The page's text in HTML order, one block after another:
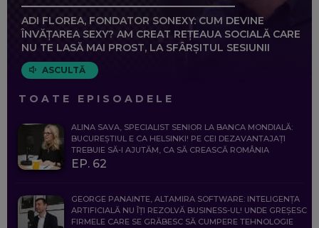
ADI FLOREA, FONDATOR SONEXY: CUM DEVINE
ÎNVĂȚAREA SEXY? AM CREAT REȚEAUA SOCIALĂ CARE
NU TE LASĂ MAI PROST, LA SFÂRȘITUL SESIUNII
ASCULTĂ
TOATE EPISOADELE
ALINA SAVA, SPECIALIST SENIOR LA BANCA MONDIALĂ:
BUCUREȘTIUL E CA HELSINKI! PE CEI DEZAVANTAJAȚI
TREBUIE SĂ-I AJUTĂM, CA SĂ CREASCĂ ROMÂNIA
EP. 62
GEORGE PANAINTE, ALTAMIRA SOFTWARE: INTELIGENȚA
ARTIFICIALĂ NU ÎȚI REZOLVĂ BUSINESS-UL! UNDE GREȘESC
FIRMELE CARE SE GRĂBESC SĂ CUMPERE TEHNOLOGIE